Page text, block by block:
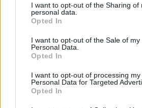
I want to opt-out of the Sharing of
personal data.
Opted In
I want to opt-out of the Sale of my
Personal Data.
Opted In
I want to opt-out of processing my
Personal Data for Targeted
Opted In
zájmová skupina veřejně odsuzuje
Roman Rogner: Případ
Lešná
20.5.2003
Johannesburgu přes Dakar a Miláno do
dubna, aby se staly jednou z dalších
Zlíně-Lešné. Vedení této ZOO totiž